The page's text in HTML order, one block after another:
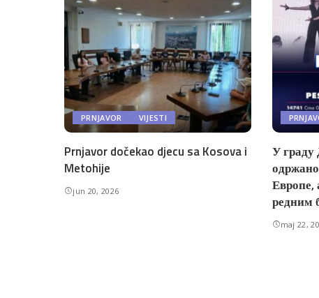
PRNJAVOR VIJESTI
Prnjavor dočekao djecu sa Kosova i
Metohije
jun 20, 2026
У граду
Европе,
редним
maj 22,